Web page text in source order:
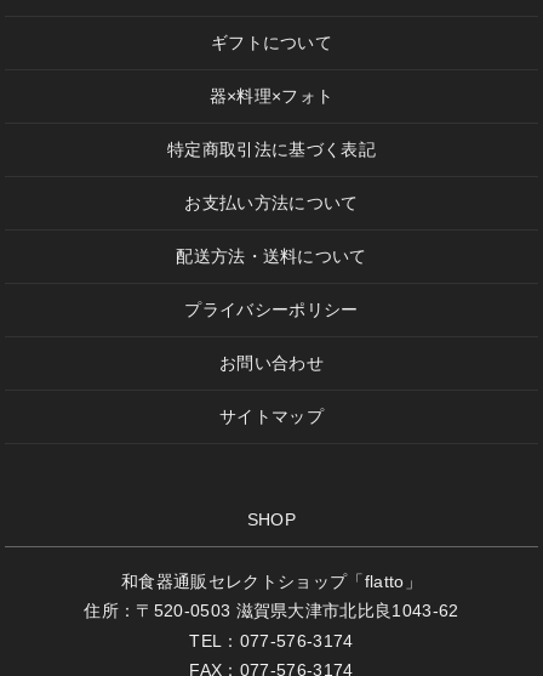
ギフトについて
器×料理×フォト
特定商取引法に基づく表記
お支払い方法について
配送方法・送料について
プライバシーポリシー
お問い合わせ
サイトマップ
SHOP
和食器通販セレクトショップ「flatto」
住所：〒520-0503 滋賀県大津市北比良1043-62
TEL：077-576-3174
FAX：077-576-3174